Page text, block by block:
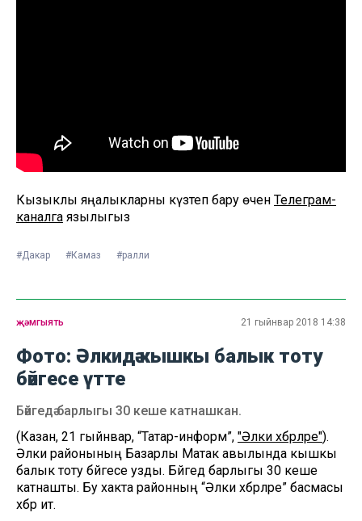
Кызыклы яңалыкларны күзәтеп бару өчен Телеграм-
каналга язылыгыз
#Дакар #Камаз #ралли
җәмгыять 21 гыйнвар 2018 14:38
Фото: Әлкидә кышкы балык тоту
бәйгесе үтте
Бәйгедә барлыгы 30 кеше катнашкан.
(Казан, 21 гыйнвар, “Татар-информ”, "Әлки хәбәрләре").
Әлки районының Базарлы Матак авылында кышкы
балык тоту бәйгесе узды. Бәйгедә барлыгы 30 кеше
катнашты. Бу хакта районның “Әлки хәбәрләре” басмасы
хәбәр итә.